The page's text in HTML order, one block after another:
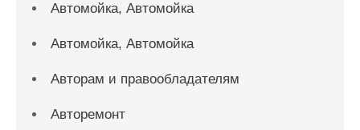
Автомойка, Автомойка
Автомойка, Автомойка
Авторам и правообладателям
Авторемонт